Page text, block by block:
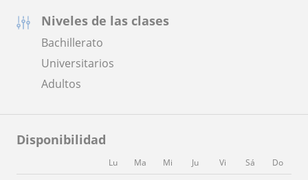
Niveles de las clases
Bachillerato
Universitarios
Adultos
Disponibilidad
Lu Ma Mi Ju Vi Sá Do